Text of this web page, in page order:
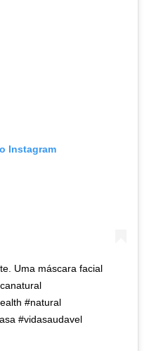
Instagram
Uma máscara facial
#natural
#vidasaudavel